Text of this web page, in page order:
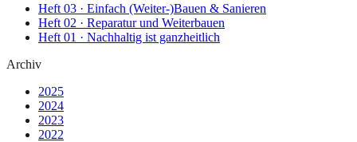
Heft 03 · Einfach (Weiter-)Bauen & Sanieren
Heft 02 · Reparatur und Weiterbauen
Heft 01 · Nachhaltig ist ganzheitlich
Archiv
2025
2024
2023
2022